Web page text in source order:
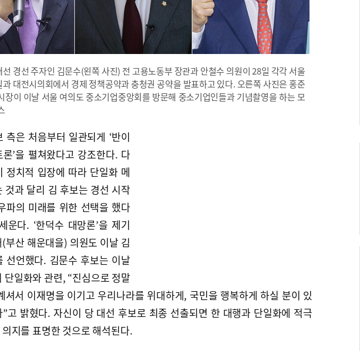
선 경선 주자인 김문수(왼쪽 사진) 전 고용노동부 장관과 안철수 의원이 28일 각각 서울
과 대전시의회에서 경제 정책공약과 충청권 공약을 발표하고 있다. 오른쪽 사진은 홍준
장이 이날 서울 여의도 중소기업중앙회를 방문해 중소기업인들과 기념촬영을 하는 모
측은 처음부터 일관되게 ‘반이
’을 펼쳐왔다고 강조한다. 다
정치적 입장에 따라 단일화 메
것과 달리 김 후보는 경선 시작
파의 미래를 위한 선택을 했다
운다. ‘한덕수 대망론’을 제기
부산 해운대을) 의원도 이날 김
선언했다. 김문수 후보는 이날
단일화와 관련, “진심으로 정말
셔서 이재명을 이기고 우리나라를 위대하게, 국민을 행복하게 하실 분이 있
고 밝혔다. 자신이 당 대선 후보로 최종 선출되면 한 대행과 단일화에 적극
지를 표명한 것으로 해석된다.